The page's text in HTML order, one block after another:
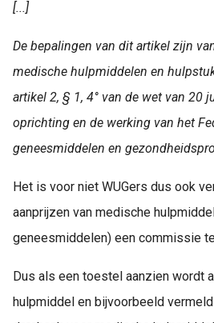
[...]
De bepalingen van dit artikel zijn
medische hulpmiddelen en
artikel 2, § 1, 4° van de wet van 20
oprichting en de werking van het
geneesmiddelen en
Het is voor niet WUGers dus ook
aanprijzen van medische
geneesmiddelen) een commissie
Dus als een toestel aanzien wordt
hulpmiddel en bijvoorbeeld